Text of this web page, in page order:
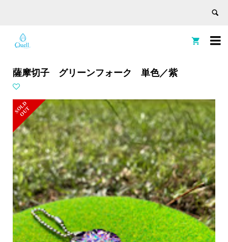


薩摩切子 グリーンフォーク 単色／紫
S
O
L
D
O
U
T